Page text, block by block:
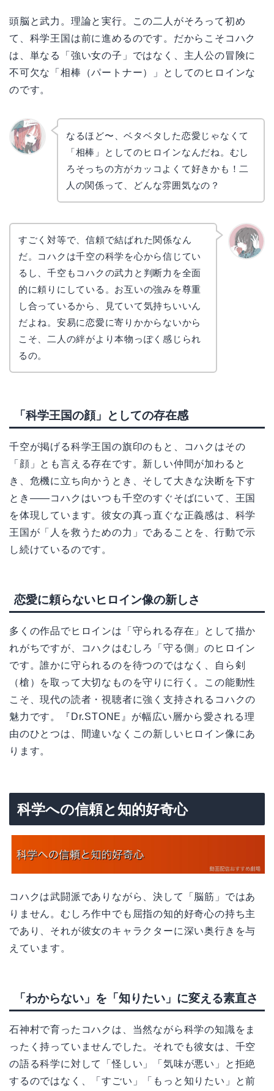
頭脳と武力。理論と実行。この二人がそろって初め
て、科学王国は前に進めるのです。だからこそコハク
は、単なる「強い女の子」ではなく、主人公の冒険に
不可欠な「相棒（パートナー）」としてのヒロインな
のです。
なるほど〜、ベタベタした恋愛じゃなくて
「相棒」としてのヒロインなんだね。むし
ろそっちの方がカッコよくて好きかも！二
人の関係って、どんな雰囲気なの？
すごく対等で、信頼で結ばれた関係なん
だ。コハクは千空の科学を心から信じてい
るし、千空もコハクの武力と判断力を全面
的に頼りにしている。お互いの強みを尊重
し合っているから、見ていて気持ちいいん
だよね。安易に恋愛に寄りかからないから
こそ、二人の絆がより本物っぽく感じられ
るの。
「科学王国の顔」としての存在感
千空が掲げる科学王国の旗印のもと、コハクはその
「顔」とも言える存在です。新しい仲間が加わると
き、危機に立ち向かうとき、そして大きな決断を下す
とき――コハクはいつも千空のすぐそばにいて、王国
を体現しています。彼女の真っ直ぐな正義感は、科学
王国が「人を救うための力」であることを、行動で示
し続けているのです。
恋愛に頼らないヒロイン像の新しさ
多くの作品でヒロインは「守られる存在」として描か
れがちですが、コハクはむしろ「守る側」のヒロイン
です。誰かに守られるのを待つのではなく、自ら剣
（槍）を取って大切なものを守りに行く。この能動性
こそ、現代の読者・視聴者に強く支持されるコハクの
魅力です。『Dr.STONE』が幅広い層から愛される理
由のひとつは、間違いなくこの新しいヒロイン像にあ
ります。
科学への信頼と知的好奇心
コハクは武闘派でありながら、決して「脳筋」ではあ
りません。むしろ作中でも屈指の知的好奇心の持ち主
であり、それが彼女のキャラクターに深い奥行きを与
えています。
「わからない」を「知りたい」に変える素直さ
石神村で育ったコハクは、当然ながら科学の知識をま
ったく持っていませんでした。それでも彼女は、千空
の語る科学に対して「怪しい」「気味が悪い」と拒絶
するのではなく、「すごい」「もっと知りたい」と前